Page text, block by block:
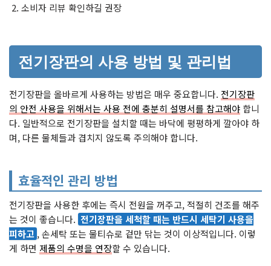
소비자 리뷰 확인하길 권장
전기장판의 사용 방법 및 관리법
전기장판을 올바르게 사용하는 방법은 매우 중요합니다. 전기장판
의 안전 사용을 위해서는 사용 전에 충분히 설명서를 참고해야 합니
다. 일반적으로 전기장판을 설치할 때는 바닥에 평평하게 깔아야 하
며, 다른 물체들과 겹치지 않도록 주의해야 합니다.
효율적인 관리 방법
전기장판을 사용한 후에는 즉시 전원을 꺼주고, 적절히 건조를 해주
는 것이 좋습니다. 전기장판을 세척할 때는 반드시 세탁기 사용을
피하고 , 손세탁 또는 물티슈로 겉만 닦는 것이 이상적입니다. 이렇
게 하면 제품의 수명을 연장할 수 있습니다.